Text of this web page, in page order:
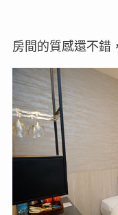
房間的質感還不錯